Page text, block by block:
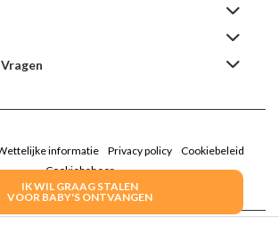
IK WIL GRAAG STALEN
VOOR BABY'S ONTVANGEN
informatie Privacy policy
Cookiebeleid
Cookiebeheer